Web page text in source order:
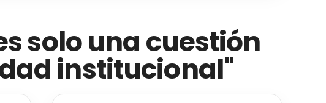
solo una cuestión
institucional"